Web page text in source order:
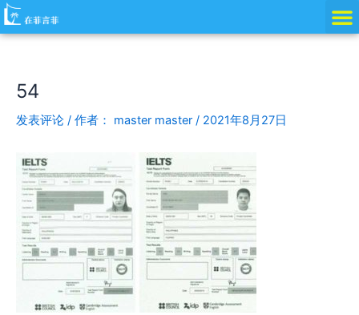
跳
至
54
发表评论 / 作者： master master / 2021年8月27日
Post
navigation